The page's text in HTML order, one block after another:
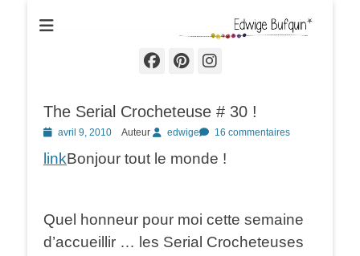
Edwige Bufquin
Facebook
Pinterest
Instagram
The Serial Crocheteuse # 30 !
Postedavril 9, 2010 Auteur edwige 16 commentaires
linkBonjour tout le monde !
Quel honneur pour moi cette semaine
d’accueillir … les Serial Crocheteuses